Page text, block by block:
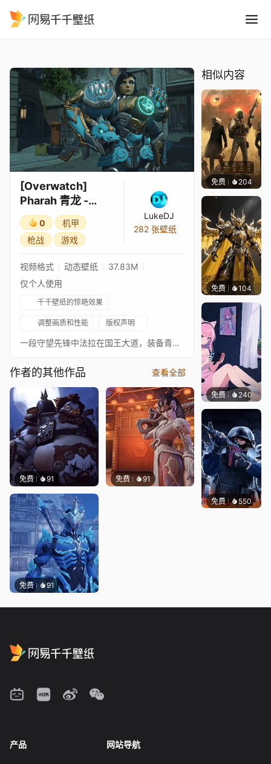
[Overwatch]
Pharah 青龙 -
King's Row
0
机甲
枪战
游戏
LukeDJ
282 张壁纸
视频格式 动态壁纸
37.83M
仅个人使用
千千壁纸的惊艳效果
调整画质和性能 版权声明
一段守望先锋中法拉在国王大道，装备青龙皮肤的循环视频
作者的其他作品 查看全部
免费 91 免费 91
免费 91
相似内容
免费 204
千千壁纸
等作者
免费 104渔小小
免费 240好看
免费 550小鬼
产品 网站导航